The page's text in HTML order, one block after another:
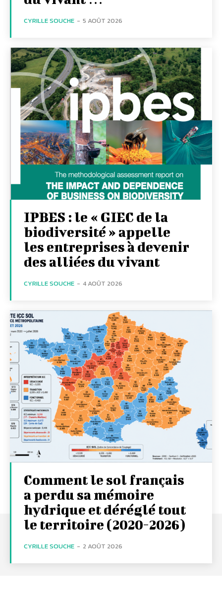
CYRILLE SOUCHE - 5 AOÛT 2026
IPBES : le « GIEC de la
biodiversité » appelle
les entreprises à devenir
des alliées du vivant
CYRILLE SOUCHE - 4 AOÛT 2026
Comment le sol français
a perdu sa mémoire
hydrique et déréglé tout
le territoire (2020-2026)
CYRILLE SOUCHE - 2 AOÛT 2026